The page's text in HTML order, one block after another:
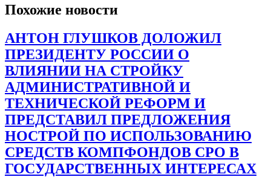
Похожие новости
АНТОН ГЛУШКОВ ДОЛОЖИЛ
ПРЕЗИДЕНТУ РОССИИ О
ВЛИЯНИИ НА СТРОЙКУ
АДМИНИСТРАТИВНОЙ И
ТЕХНИЧЕСКОЙ РЕФОРМ И
ПРЕДСТАВИЛ ПРЕДЛОЖЕНИЯ
НОСТРОЙ ПО ИСПОЛЬЗОВАНИЮ
СРЕДСТВ КОМПФОНДОВ СРО В
ГОСУДАРСТВЕННЫХ ИНТЕРЕСАХ